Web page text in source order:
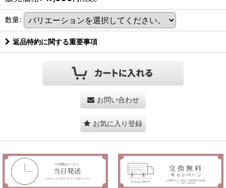
数量:
返品特約に関する重要事項
お問い合わせ
お気に入り登録